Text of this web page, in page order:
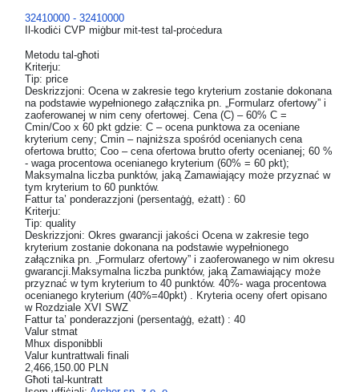
32410000 - 32410000
Il-kodiċi CVP miġbur mit-test tal-proċedura
Metodu tal-għoti
Kriterju:
Tip: price
Deskrizzjoni: Ocena w zakresie tego kryterium zostanie dokonana
na podstawie wypełnionego załącznika pn. „Formularz ofertowy” i
zaoferowanej w nim ceny ofertowej. Cena (C) – 60% C =
Cmin/Coo x 60 pkt gdzie: C – ocena punktowa za oceniane
kryterium ceny; Cmin – najniższa spośród ocenianych cena
ofertowa brutto; Coo – cena ofertowa brutto oferty ocenianej; 60 %
- waga procentowa ocenianego kryterium (60% = 60 pkt);
Maksymalna liczba punktów, jaką Zamawiający może przyznać w
tym kryterium to 60 punktów.
Fattur ta’ ponderazzjoni (persentaġġ, eżatt) : 60
Kriterju:
Tip: quality
Deskrizzjoni: Okres gwarancji jakości Ocena w zakresie tego
kryterium zostanie dokonana na podstawie wypełnionego
załącznika pn. „Formularz ofertowy” i zaoferowanego w nim okresu
gwarancji.Maksymalna liczba punktów, jaką Zamawiający może
przyznać w tym kryterium to 40 punktów. 40%- waga procentowa
ocenianego kryterium (40%=40pkt) . Kryteria oceny ofert opisano
w Rozdziale XVI SWZ
Fattur ta’ ponderazzjoni (persentaġġ, eżatt) : 40
Valur stmat
Mhux disponibbli
Valur kuntrattwali finali
2,466,150.00 PLN
Għoti tal-kuntratt